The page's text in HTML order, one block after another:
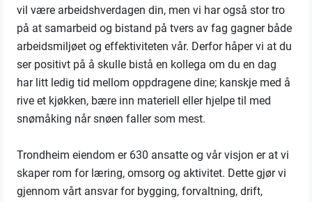
vil være arbeidshverdagen din, men vi har også stor tro
på at samarbeid og bistand på tvers av fag gagner både
arbeidsmiljøet og effektiviteten vår. Derfor håper vi at du
ser positivt på å skulle bistå en kollega om du en dag
har litt ledig tid mellom oppdragene dine; kanskje med å
rive et kjøkken, bære inn materiell eller hjelpe til med
snømåking når snøen faller som mest.
Trondheim eiendom er 630 ansatte og vår visjon er at vi
skaper rom for læring, omsorg og aktivitet. Dette gjør vi
gjennom vårt ansvar for bygging, forvaltning, drift,